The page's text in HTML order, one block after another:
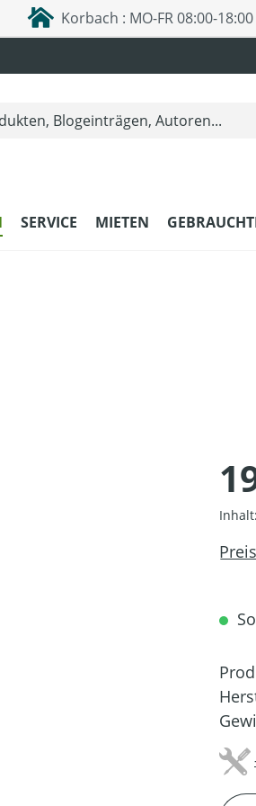
Korbach : MO-FR 08:00-
SERVICE MIETEN
Inhalt: